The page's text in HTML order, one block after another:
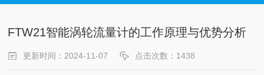
FTW21智能涡轮流量计的工作原理与优势分析
更新时间：2024-11-07 点击次数：1438